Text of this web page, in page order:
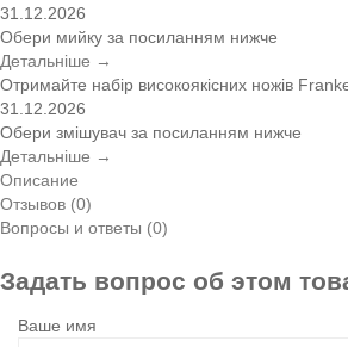
31.12.2026
Обери мийку за посиланням нижче
Детальніше →
Отримайте набір високоякісних ножів
31.12.2026
Обери змішувач за посиланням нижче
Детальніше →
Описание
Отзывов (0)
Вопросы и ответы (0)
Задать вопрос об этом
Ваше имя